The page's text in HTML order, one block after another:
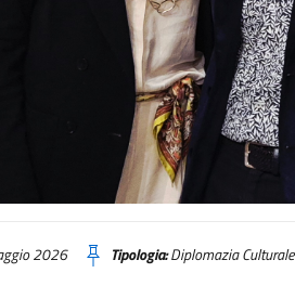
italy
2026 Tipologia:Diplomazia Culturale